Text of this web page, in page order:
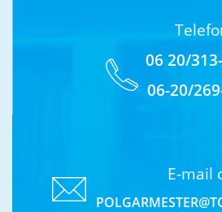
06 20/
06-20/
E-mail